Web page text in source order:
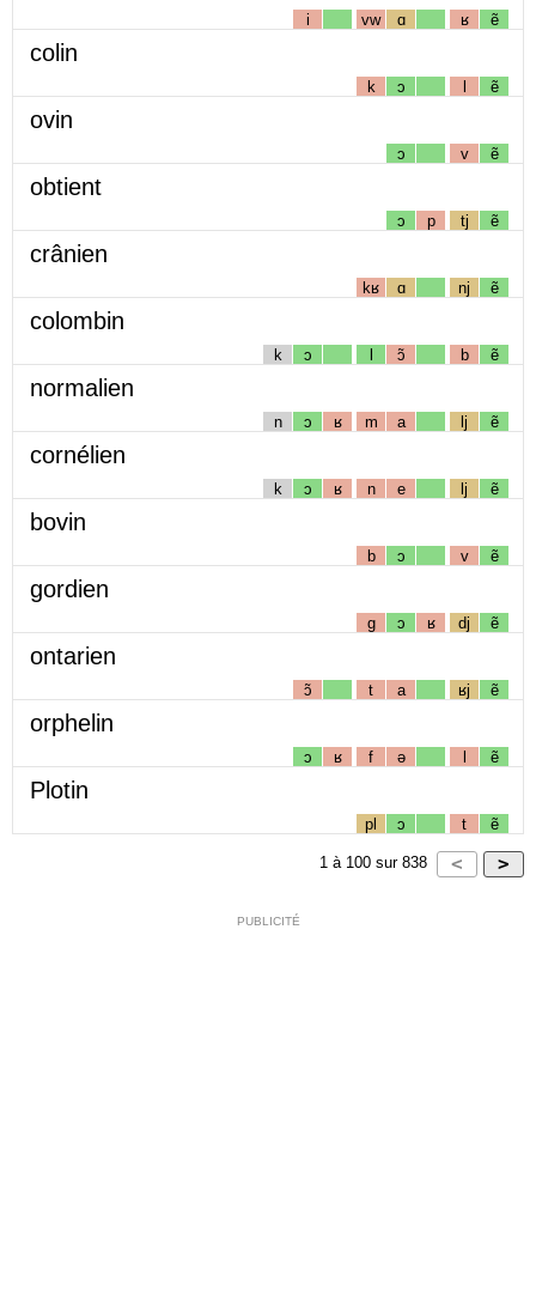
i vw ɑ ʁ ẽ
colin
k ɔ l ẽ
ovin
ɔ v ẽ
obtient
ɔ p tj ẽ
crânien
kʁ ɑ nj ẽ
colombin
k ɔ l ɔ̃ b ẽ
normalien
n ɔ ʁ m a lj ẽ
cornélien
k ɔ ʁ n e lj ẽ
bovin
b ɔ v ẽ
gordien
g ɔ ʁ dj ẽ
ontarien
ɔ̃ t a ʁj ẽ
orphelin
ɔ ʁ f ə l ẽ
Plotin
pl ɔ t ẽ
1 à 100 sur 838
PUBLICITÉ